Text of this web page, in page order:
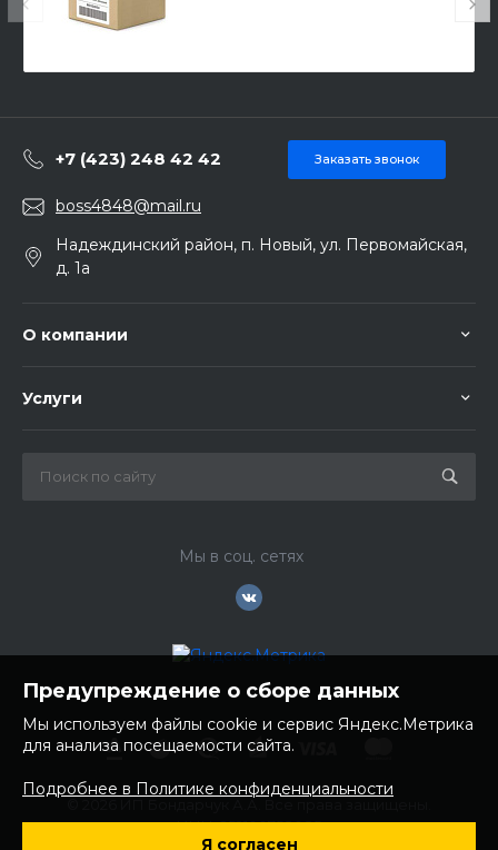
+7 (423) 248 42 42 Заказать звонок
boss4848@mail.ru
Надеждинский район, п. Новый, ул. Первомайская,
д. 1а
О компании
Услуги
Мы в соц. сетях
ИНН: 252100758085
Предупреждение о сборе данных
Мы используем файлы cookie и сервис Яндекс.Метрика
для анализа посещаемости сайта.
Подробнее в Политике конфиденциальности
Я согласен